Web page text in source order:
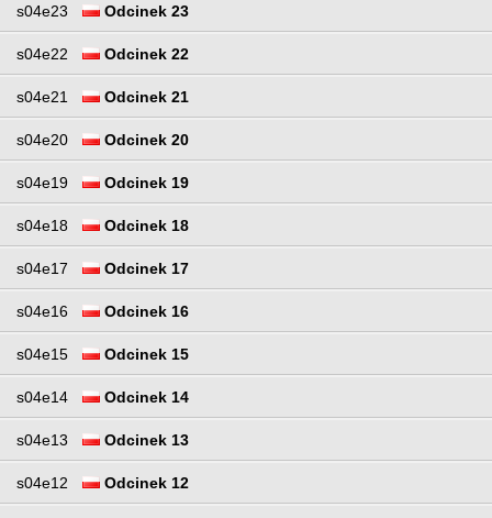
s04e23 Odcinek 23
s04e22 Odcinek 22
s04e21 Odcinek 21
s04e20 Odcinek 20
s04e19 Odcinek 19
s04e18 Odcinek 18
s04e17 Odcinek 17
s04e16 Odcinek 16
s04e15 Odcinek 15
s04e14 Odcinek 14
s04e13 Odcinek 13
s04e12 Odcinek 12